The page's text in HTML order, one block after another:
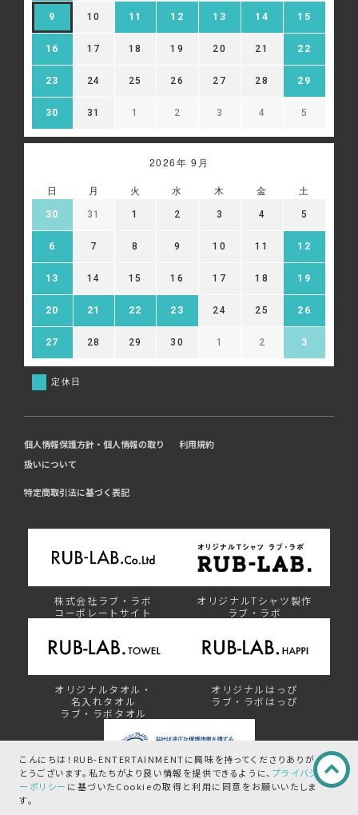
こんにちは！RUB-ENTERTAINMENTに興味を持ってくださりありが
とうございます。 私たちがより良い情報を提供できるように、 プライバシ
ーポリシー に基づいたCookieの取得と利用に同意をお願いいたしま
す。
9 10 11 12 13 14 15
16 17 18 19 20 21 22
23 24 25 26 27 28 29
30 31 1 2 3 4 5
2026年 9月
日 月 火 水 木 金 土
30 31 1 2 3 4 5
6 7 8 9 10 11 12
13 14 15 16 17 18 19
20 21 22 23 24 25 26
27 28 29 30 1 2 3
定休日
個人情報保護方針・個人情報の取り
扱いについて
利用規約
特定商取引法に基づく表記
株式会社ラブ・ラボ
コーポレートサイト
オリジナルTシャツ製作
ラブ・ラボ
オリジナルタオル・
名入れタオル
ラブ・ラボタオル
オリジナルはっぴ
ラブ・ラボはっぴ
プライバシーマーク制度